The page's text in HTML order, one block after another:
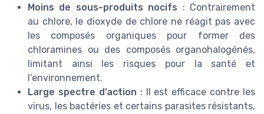
Moins de sous-produits nocifs : Contrairement
au chlore, le dioxyde de chlore ne réagit pas avec
les composés organiques pour former des
chloramines ou des composés organohalogénés,
limitant ainsi les risques pour la santé et
l’environnement.
Large spectre d’action : Il est efficace contre les
virus, les bactéries et certains parasites résistants,